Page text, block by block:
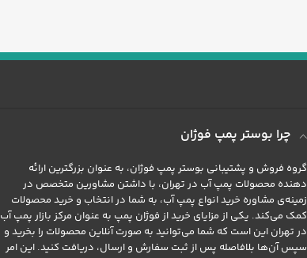
چرا بوستر پمپ فوژان
گروه فروش و پشتیبانی بوستر پمپ فوژان، به عنوان بزرگترین ارائه
دهنده محصولات پمپ آب در تهران، با داشتن مشاورین متخصص در
زمینه‌ی مشاوره خرید انواع پمپ آب، به شما در انتخاب و خرید محصولات
کمک می‌کند. یکی از مزایای خرید از فوژان پمپ به عنوان مرکز بازار پمپ آب
در تهران این است که شما می‌توانید به صورت آنلاین محصولات را بخرید و
سپس آن‌ها بلافاصله پس از ثبت سفارش و ارسال، دریافت کنید. این امر